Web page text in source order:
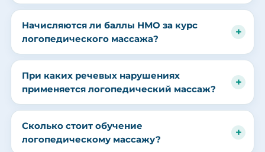
Начисляются ли баллы НМО за курс
логопедического массажа?
При каких речевых нарушениях
применяется логопедический массаж?
Сколько стоит обучение
логопедическому массажу?